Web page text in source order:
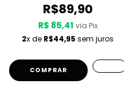
R$89,90
R$ 85,41 via Pix
2x de R$44,95 sem juros
COMPRAR